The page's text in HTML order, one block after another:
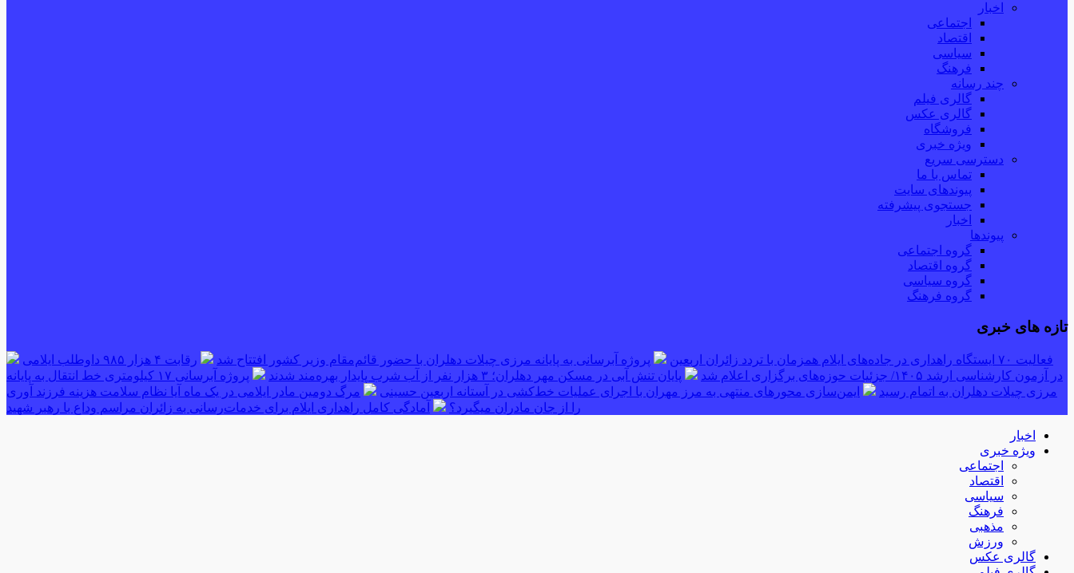
اخبار
اجتماعی
اقتصاد
سیاسی
فرهنگ
چند رسانه
گالری فیلم
گالری عکس
فروشگاه
ویژه خبری
دسترسی سریع
تماس با ما
پیوندهای سایت
جستجوی پیشرفته
اخبار
پیوندها
گروه اجتماعی
گروه اقتصاد
گروه سیاسی
گروه فرهنگ
تازه های خبری
فعالیت ۷۰ ایستگاه راهداری در جاده‌های ایلام همزمان با تردد زائران اربعین پروژه آبرسانی به پایانه مرزی چیلات دهلران با حضور قائم‌مقام وزیر کشور افتتاح شد
رقابت ۴ هزار ۹۸۵ داوطلب ایلامی
در آزمون کارشناسی ارشد ۱۴۰۵/ جزئیات حوزه‌های برگزاری اعلام شد
پایان تنش آبی در مسکن مهر دهلران؛ ۳ هزار نفر از آب شرب پایدار بهره‌مند شدند
پروژه آبرسانی ۱۷ کیلومتری خط انتقال به پایانه
مرزی چیلات دهلران به اتمام رسید
ایمن‌سازی محورهای منتهی به مرز مهران با اجرای عملیات خط‌کشی در آستانه اربعین حسینی
مرگ دومین مادر ایلامی در یک ماه آیا نظام سلامت هزینه فرزند آوری
را از جان مادران میگیرد؟
آمادگی کامل راهداری ایلام برای خدمات‌رسانی به زائران مراسم وداع با رهبر شهید
اخبار
ویژه خبری
اجتماعی
اقتصاد
سیاسی
فرهنگ
مذهبی
ورزش
گالری عکس